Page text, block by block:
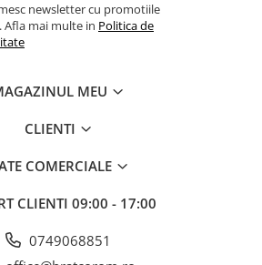
newsletter cu promotiile
Afla mai multe in Politica de
MEU
CLIENTI
COMERCIALE
CLIENTI 09:00 - 17:00
0749068851